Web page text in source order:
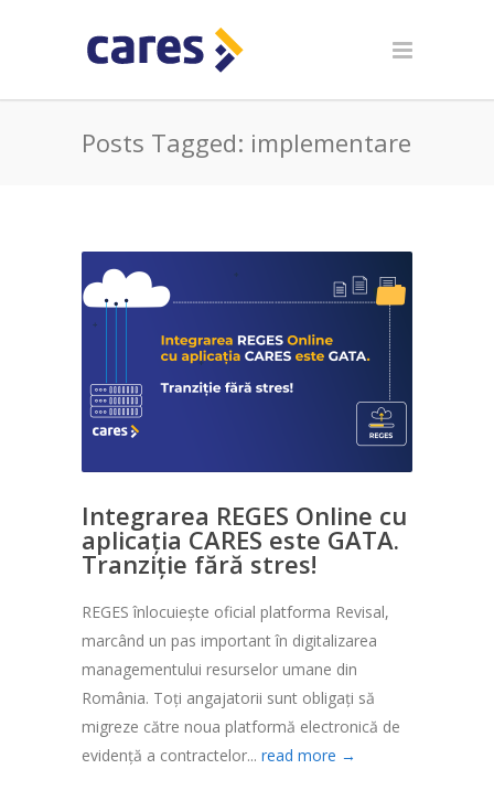
Posts Tagged: implementare
Integrarea REGES Online cu
aplicația CARES este GATA.
Tranziție fără stres!
REGES înlocuiește oficial platforma Revisal,
marcând un pas important în digitalizarea
managementului resurselor umane din
România. Toți angajatorii sunt obligați să
migreze către noua platformă electronică de
evidență a contractelor... read more →